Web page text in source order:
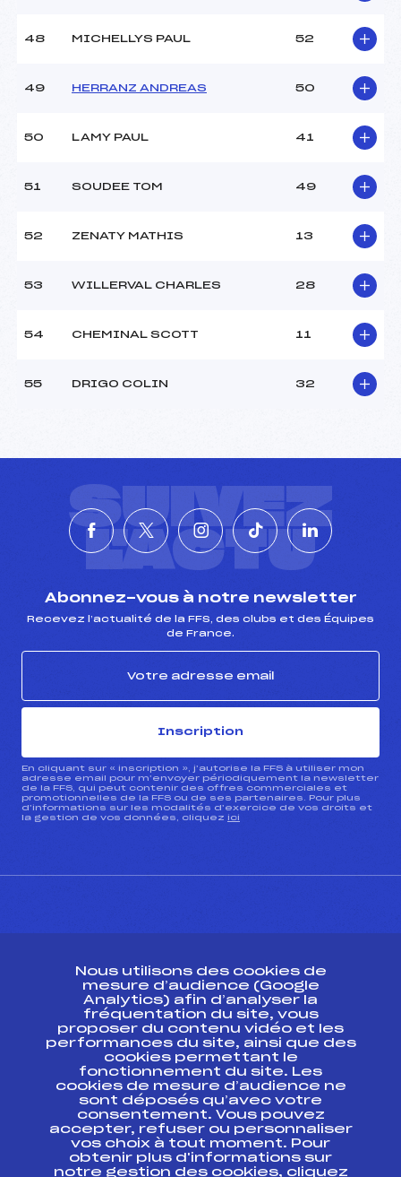
48 MICHELLYS PAUL 52
49 HERRANZ ANDREAS 50
50 LAMY PAUL 41
51 SOUDEE TOM 49
52 ZENATY MATHIS 13
53 WILLERVAL CHARLES 28
54 CHEMINAL SCOTT 11
55 DRIGO COLIN 32
SUIVEZ
L'ACTU
Abonnez-vous à notre newsletter
Recevez l’actualité de la FFS, des clubs et des Équipes
de France.
Inscription
En cliquant sur « inscription », j’autorise la FFS à utiliser mon
adresse email pour m’envoyer périodiquement la newsletter
de la FFS, qui peut contenir des offres commerciales et
promotionnelles de la FFS ou de ses partenaires. Pour plus
d’informations sur les modalités d’exercice de vos droits et
la gestion de vos données, cliquez ici
Ressources
Pass’Neige
Projet sportif fédéral
Projet de performance fédéral
Antidopage
Pôle Développement, Formation, Suivi
Scientifique
Listes ministérielles
Nous utilisons des cookies de
mesure d’audience (Google
Analytics) afin d’analyser la
fréquentation du site, vous
proposer du contenu vidéo et les
performances du site, ainsi que des
cookies permettant le
fonctionnement du site. Les
cookies de mesure d’audience ne
sont déposés qu’avec votre
consentement. Vous pouvez
accepter, refuser ou personnaliser
vos choix à tout moment. Pour
obtenir plus d'informations sur
notre gestion des cookies, cliquez